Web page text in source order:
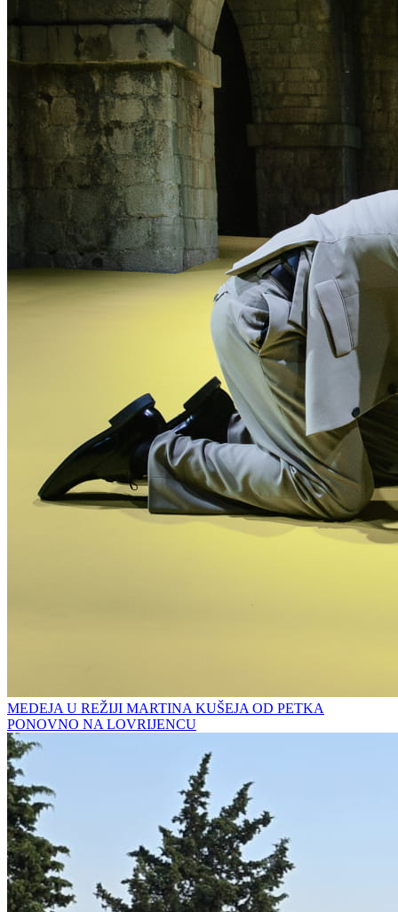
MEDEJA U REŽIJI MARTINA KUŠEJA OD PETKA
PONOVNO NA LOVRIJENCU